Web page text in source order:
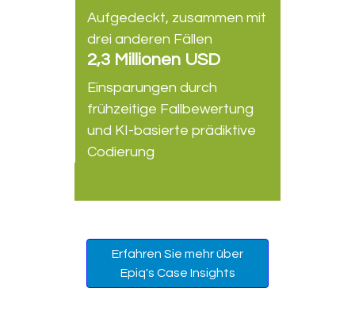
Aufgedeckt, zusammen mit
drei anderen Fällen
2,3 Millionen USD
Einsparungen durch
frühzeitige Fallbewertung
und KI-basierte prädiktive
Codierung
Erfahren Sie mehr über
Epiq's Case Insights